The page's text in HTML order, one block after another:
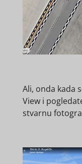
Ali, onda kada
View i
stvarnu